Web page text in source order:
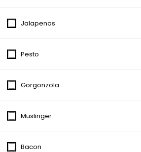
Tomatsauce, Ost, Kødboller, Chili NORMAL
Icebergsalat, Tomat, Agurk, Ærter, Majs,
119,00 kr.
Jalapenos
Pesto
Gorgonzola
Muslinger
Bacon